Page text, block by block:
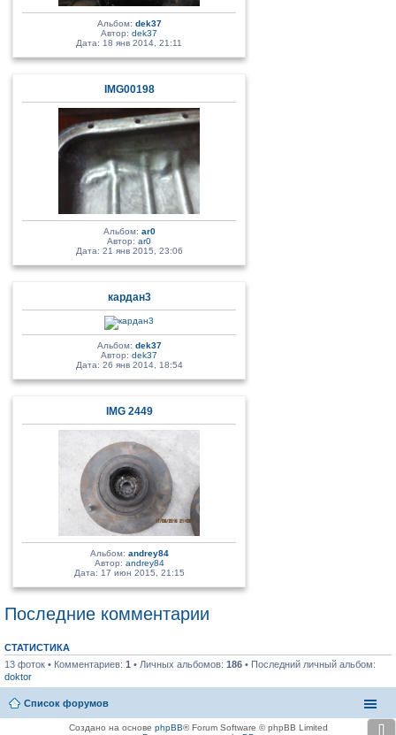
Альбом: dek37
Автор: dek37
Дата: 18 янв 2014, 21:11
IMG00198
Альбом: ar0
Автор: ar0
Дата: 21 янв 2015, 23:06
кардан3
Альбом: dek37
Автор: dek37
Дата: 26 янв 2014, 18:54
IMG 2449
Альбом: andrey84
Автор: andrey84
Дата: 17 июн 2015, 21:15
Последние комментарии
СТАТИСТИКА
13 фоток • Комментариев: 1 • Личных альбомов: 186 • Последний личный альбом:
doktor
Список форумов
Создано на основе phpBB® Forum Software © phpBB Limited